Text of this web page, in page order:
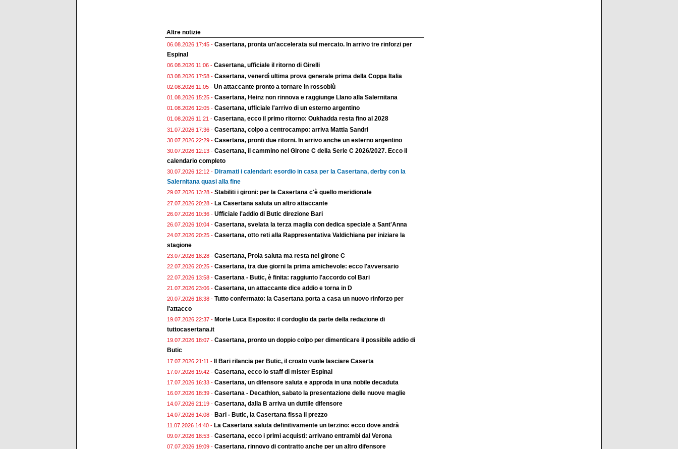
Altre notizie
06.08.2026 17:45 - Casertana, pronta un'accelerata sul mercato. In arrivo tre rinforzi per
Espinal
06.08.2026 11:06 - Casertana, ufficiale il ritorno di Girelli
03.08.2026 17:58 - Casertana, venerdì ultima prova generale prima della Coppa Italia
02.08.2026 11:05 - Un attaccante pronto a tornare in rossoblù
01.08.2026 15:25 - Casertana, Heinz non rinnova e raggiunge Llano alla Salernitana
01.08.2026 12:05 - Casertana, ufficiale l'arrivo di un esterno argentino
01.08.2026 11:21 - Casertana, ecco il primo ritorno: Oukhadda resta fino al 2028
31.07.2026 17:36 - Casertana, colpo a centrocampo: arriva Mattia Sandri
30.07.2026 22:29 - Casertana, pronti due ritorni. In arrivo anche un esterno argentino
30.07.2026 12:13 - Casertana, il cammino nel Girone C della Serie C 2026/2027. Ecco il
calendario completo
30.07.2026 12:12 - Diramati i calendari: esordio in casa per la Casertana, derby con la
Salernitana quasi alla fine
29.07.2026 13:28 - Stabiliti i gironi: per la Casertana c'è quello meridionale
27.07.2026 20:28 - La Casertana saluta un altro attaccante
26.07.2026 10:36 - Ufficiale l'addio di Butic direzione Bari
26.07.2026 10:04 - Casertana, svelata la terza maglia con dedica speciale a Sant'Anna
24.07.2026 20:25 - Casertana, otto reti alla Rappresentativa Valdichiana per iniziare la
stagione
23.07.2026 18:28 - Casertana, Proia saluta ma resta nel girone C
22.07.2026 20:25 - Casertana, tra due giorni la prima amichevole: ecco l'avversario
22.07.2026 13:58 - Casertana - Butic, è finita: raggiunto l'accordo col Bari
21.07.2026 23:06 - Casertana, un attaccante dice addio e torna in D
20.07.2026 18:38 - Tutto confermato: la Casertana porta a casa un nuovo rinforzo per
l'attacco
19.07.2026 22:37 - Morte Luca Esposito: il cordoglio da parte della redazione di
tuttocasertana.it
19.07.2026 18:07 - Casertana, pronto un doppio colpo per dimenticare il possibile addio di
Butic
17.07.2026 21:11 - Il Bari rilancia per Butic, il croato vuole lasciare Caserta
17.07.2026 19:42 - Casertana, ecco lo staff di mister Espinal
17.07.2026 16:33 - Casertana, un difensore saluta e approda in una nobile decaduta
16.07.2026 18:39 - Casertana - Decathlon, sabato la presentazione delle nuove maglie
14.07.2026 21:19 - Casertana, dalla B arriva un duttile difensore
14.07.2026 14:08 - Bari - Butic, la Casertana fissa il prezzo
11.07.2026 14:40 - La Casertana saluta definitivamente un terzino: ecco dove andrà
09.07.2026 18:53 - Casertana, ecco i primi acquisti: arrivano entrambi dal Verona
07.07.2026 19:09 - Casertana, rinnovo di contratto anche per un altro difensore